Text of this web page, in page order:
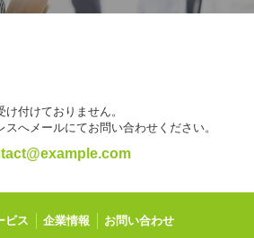
付けておりません。
へメールにてお問い合わせください。
ビス 企業情報 お問い合わせ